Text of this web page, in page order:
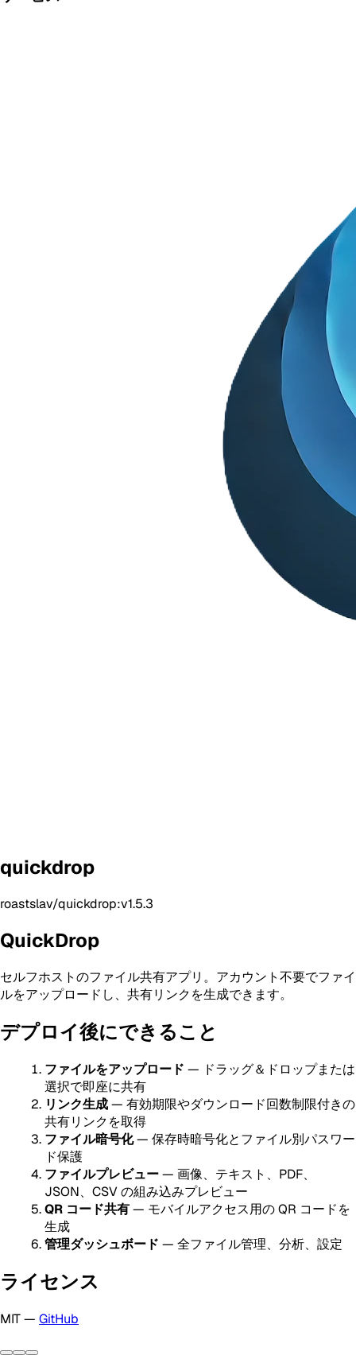
quickdrop
roastslav/quickdrop:v1.5.3
QuickDrop
セルフホストのファイル共有アプリ。アカウント不要でファイ
ルをアップロードし、共有リンクを生成できます。
デプロイ後にできること
ファイルをアップロード — ドラッグ＆ドロップまたは
選択で即座に共有
リンク生成— 有効期限やダウンロード回数制限付きの
共有リンクを取得
ファイル暗号化— 保存時暗号化とファイル別パスワー
ド保護
ファイルプレビュー— 画像、テキスト、PDF、
JSON、CSV の組み込みプレビュー
QR コード共有— モバイルアクセス用の QR コードを
生成
管理ダッシュボード — 全ファイル管理、分析、設定
ライセンス
MIT — GitHub